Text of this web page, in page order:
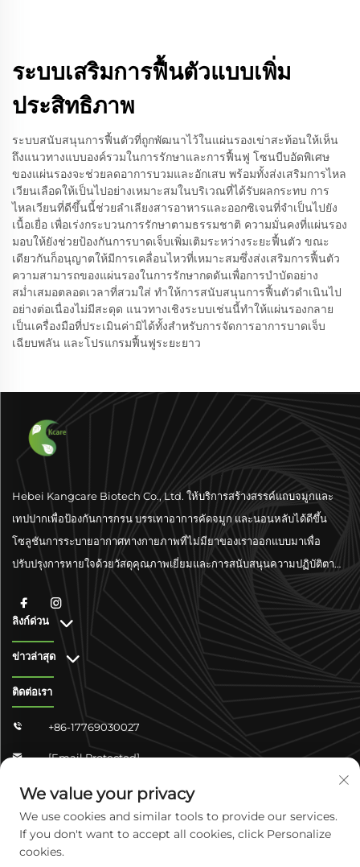
ระบบเสริมการฟื้นตัวแบบเพิ่ม
ประสิทธิภาพ
ระบบสนับสนุนการฟื้นตัวที่ถูกพัฒนาไว้ในแผ่นรองเข่าสะท้อนให้เห็น
ถึงแนวทางแบบองค์รวมในการรักษาและการฟื้นฟู โซนบีบอัดพิเศษ
ของแผ่นรองจะช่วยลดอาการบวมและอักเสบ พร้อมทั้งส่งเสริมการไหล
เวียนเลือดให้เป็นไปอย่างเหมาะสมในบริเวณที่ได้รับผลกระทบ การ
ไหลเวียนที่ดีขึ้นนี้ช่วยลำเลียงสารอาหารและออกซิเจนที่จำเป็นไปยัง
เนื้อเยื่อ เพื่อเร่งกระบวนการรักษาตามธรรมชาติ ความมั่นคงที่แผ่นรอง
มอบให้ยังช่วยป้องกันการบาดเจ็บเพิ่มเติมระหว่างระยะฟื้นตัว ขณะ
เดียวกันก็อนุญาตให้มีการเคลื่อนไหวที่เหมาะสมซึ่งส่งเสริมการฟื้นตัว
ความสามารถของแผ่นรองในการรักษากดดันเพื่อการบำบัดอย่าง
สม่ำเสมอตลอดเวลาที่สวมใส่ ทำให้การสนับสนุนการฟื้นตัวดำเนินไป
อย่างต่อเนื่องไม่มีสะดุด แนวทางเชิงระบบเช่นนี้ทำให้แผ่นรองกลาย
เป็นเครื่องมือที่ประเมินค่ามิได้ทั้งสำหรับการจัดการอาการบาดเจ็บ
เฉียบพลัน และโปรแกรมฟื้นฟูระยะยาว
Hebei Kangcare Biotech Co., Ltd. ให้บริการสร้างสรรค์แถบจมูกและ
เทปปากเพื่อป้องกันการกรน บรรเทาอาการคัดจมูก และนอนหลับได้ดีขึ้น
โซลูชันการระบายอากาศทางกายภาพที่ไม่มียาของเราออกแบบมาเพื่อ
ปรับปรุงการหายใจด้วยวัสดุคุณภาพเยี่ยมและการสนับสนุนความปฏิบัติตาม
ลิงก์ด่วน
ข่าวล่าสุด
ติดต่อเรา
 +86-17769030027
 [email Protected]

จงซาน ชางจวิน 4-304 เขตหยูหัว เมืองเสิ่นเจียจวง มณฑลเหอเป่ย
ประเทศจีน
We value your privacy
We use cookies and similar tools to provide our services.
If you don't want to accept all cookies, click Personalize
cookies.